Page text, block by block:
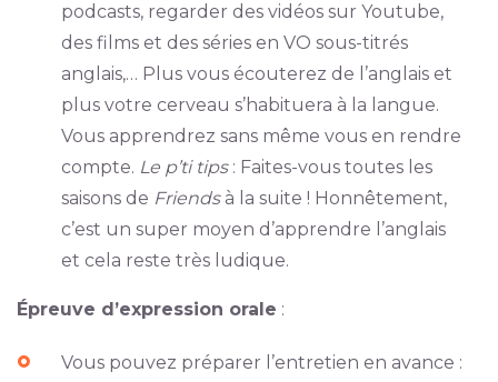
podcasts, regarder des vidéos sur Youtube,
des films et des séries en VO sous-titrés
anglais,… Plus vous écouterez de l’anglais et
plus votre cerveau s’habituera à la langue.
Vous apprendrez sans même vous en rendre
compte. Le p’ti tips : Faites-vous toutes les
saisons de Friendsà la suite ! Honnêtement,
c’est un super moyen d’apprendre l’anglais
et cela reste très ludique.
Épreuve d’expression orale :
Vous pouvez préparer l’entretien en avance :